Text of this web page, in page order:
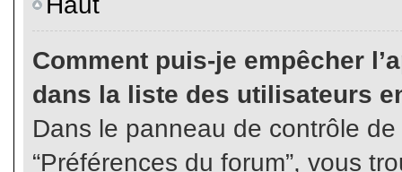
Comment puis-je empêcher
dans la liste des utilisateurs
Dans le panneau de contrôle
“Préférences du forum”, vous